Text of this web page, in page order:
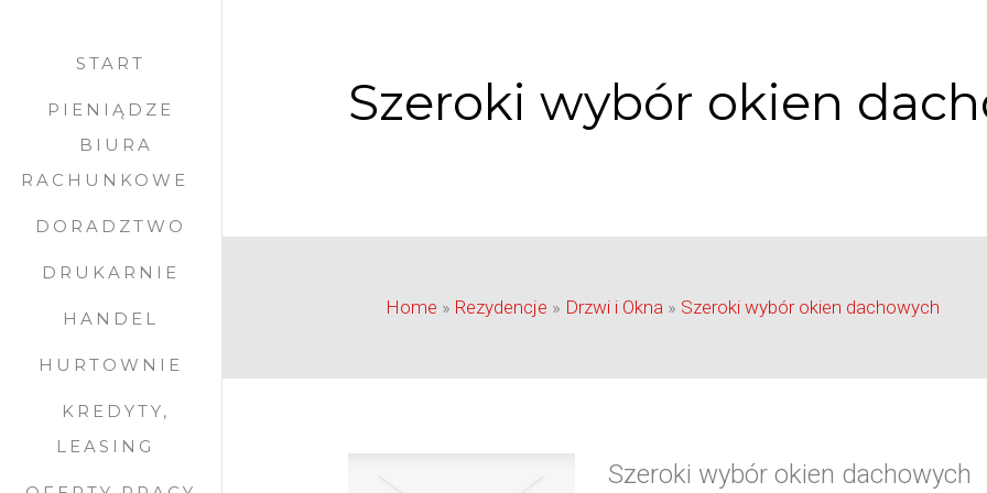
START
PIENIĄDZE
BIURA
RACHUNKOWE
DORADZTWO
DRUKARNIE
HANDEL
HURTOWNIE
KREDYTY,
LEASING
Szeroki wybór okien
Home » Rezydencje » Drzwi i Okna» Szeroki wybór okien dachowych
Szeroki wybór okien dachowych